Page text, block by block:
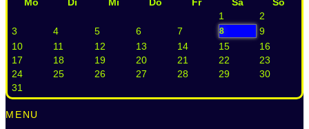
1
2
3
4 5 6 7 8
9
10
11 12 13 14 15
16
17
18 19 20 21 22
23
24
25 26 27 28 29
30
31
MENU